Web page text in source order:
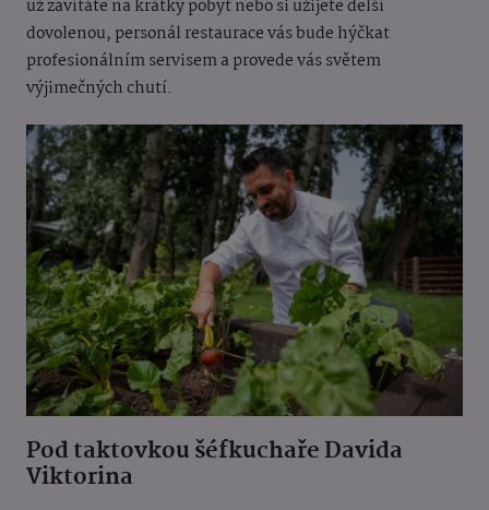
už zavítáte na krátký pobyt nebo si užijete delší
dovolenou, personál restaurace vás bude hýčkat
profesionálním servisem a provede vás světem
výjimečných chutí.
Pod taktovkou šéfkuchaře Davida
Viktorina